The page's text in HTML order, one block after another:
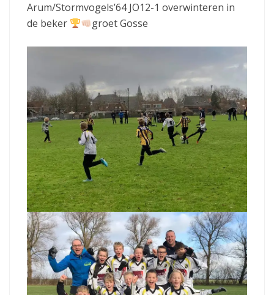
Arum/Stormvogels’64 JO12-1 overwinteren in
de beker
groet Gosse